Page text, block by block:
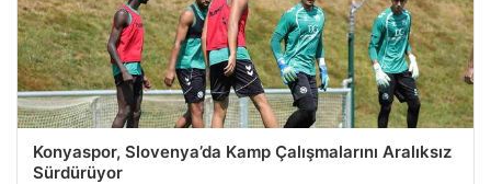
Konyaspor, Slovenya’da Kamp Çalışmalarını Aralıksız
Sürdürüyor